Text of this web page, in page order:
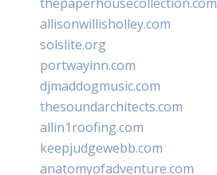
allisonwillisholley.com
solslite.org
portwayinn.com
djmaddogmusic.com
thesoundarchitects.com
allin1roofing.com
keepjudgewebb.com
anatomyofadventure.com